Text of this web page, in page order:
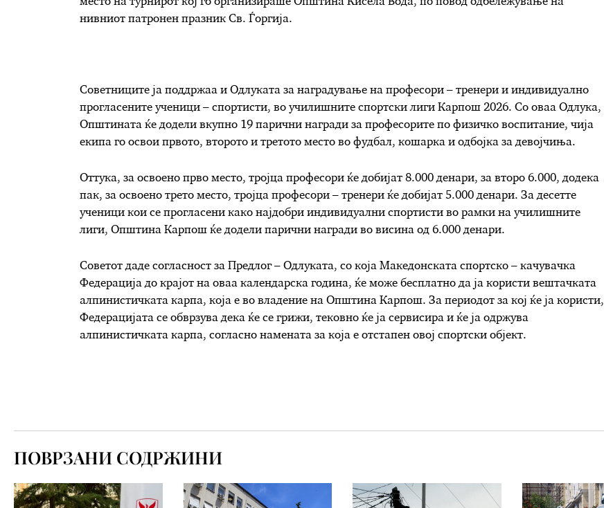
место на турнирот кој го организираше Општина Кисела Вода, по повод одбележување на
нивниот патронен празник Св. Ѓоргија.
Советниците ја поддржаа и Одлуката за наградување на професори – тренери и индивидуално
прогласените ученици – спортисти, во училишните спортски лиги Карпош 2026. Со оваа Одлука,
Општината ќе додели вкупно 19 парични награди за професорите по физичко воспитание, чија
екипа го освои првото, второто и третото место во фудбал, кошарка и одбојка за девојчиња.
Оттука, за освоено прво место, тројца професори ќе добијат 8.000 денари, за второ 6.000, додека
пак, за освоено трето место, тројца професори – тренери ќе добијат 5.000 денари. За десетте
ученици кои се прогласени како најдобри индивидуални спортисти во рамки на училишните
лиги, Општина Карпош ќе додели парични награди во висина од 6.000 денари.
Советот даде согласност за Предлог – Одлуката, со која Македонската спортско – качувачка
Федерација до крајот на оваа календарска година, ќе може бесплатно да ја користи вештачката
алпинистичката карпа, која е во владение на Општина Карпош. За периодот за кој ќе ја користи,
Федерацијата се обврзува дека ќе се грижи, тековно ќе ја сервисира и ќе ја одржува
алпинистичката карпа, согласно намената за која е отстапен овој спортски објект.
ПОВРЗАНИ СОДРЖИНИ